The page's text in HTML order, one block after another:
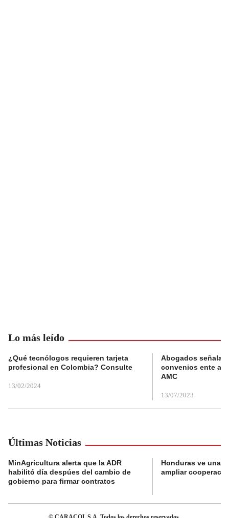
Lo más leído
¿Qué tecnólogos requieren tarjeta
profesional en Colombia? Consulte
13/02/2024
Abogados
convenios ente
AMC
13/07/2023
Últimas Noticias
MinAgricultura alerta que la ADR
habilitó día despúes del cambio de
gobierno para firmar contratos
Honduras ve una
ampliar